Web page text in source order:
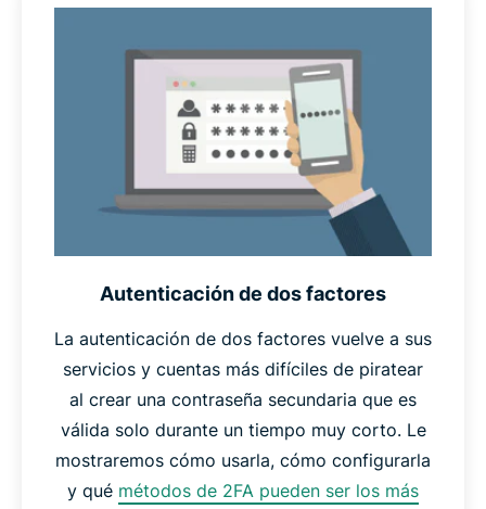
seguramente se probará como parte de unataque de
atacantes una pista de cuáles podrían ser sus demás
contraseñas. Las contraseñas aleatorias simplemente no
aparecerán en el diccionario de ningún atacante y no
Por último, las contraseñasúnicasno salen en ninguna
base de datos de contraseñas robadas, que los
de inicio para sus ataques. Las contraseñas únicas
también protegen a sus demás cuentas en caso de que
alguna resulte vulnerada.
Por tanto, si su contraseña es larga, aleatoria y única,
podrá decir con propiedad que es segura.
Autenticación de dos factores
La autenticación de dos factores vuelve a sus
servicios y cuentas más difíciles de piratear
al crear una contraseña secundaria que es
válida solo durante un tiempo muy corto. Le
mostraremos cómo usarla, cómo configurarla
y qué métodos de 2FA pueden ser los más